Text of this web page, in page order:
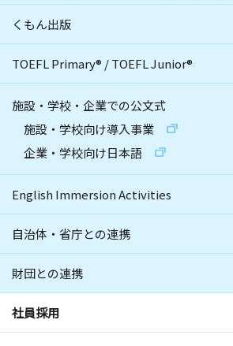
くもん出版
TOEFL Primary® /TOEFL Junior®
施設・学校・企業での公文式
施設・学校向け導入事業
企業・学校向け日本語
English Immersion Activities
自治体・省庁との連携
財団との連携
社員採用